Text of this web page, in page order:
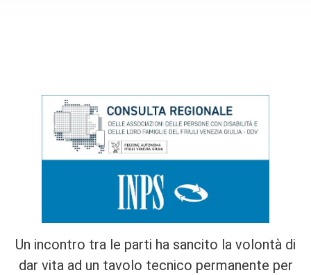
Un incontro tra le parti ha sancito la volontà di
dar vita ad un tavolo tecnico permanente per